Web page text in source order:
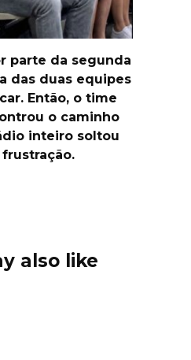
parte da segunda
das duas equipes
Então, o time
o caminho
inteiro soltou
also like